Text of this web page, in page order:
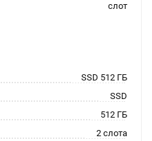
слот
SSD 512 ГБ
SSD
512 ГБ
2 слота